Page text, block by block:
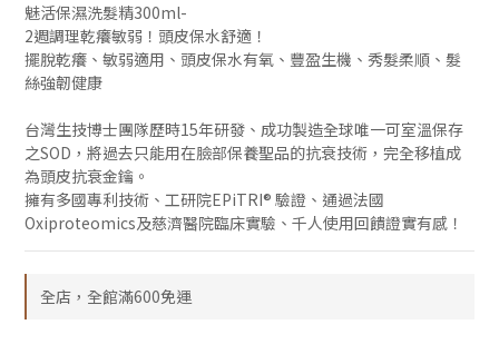
魅活保濕洗髮精300ml-
2週調理乾癢敏弱！頭皮保水舒適！
擺脫乾癢、敏弱適用、頭皮保水有氧、豐盈生機、秀髮柔順、髮
絲強韌健康
台灣生技博士團隊歷時15年研發、成功製造全球唯一可室溫保存
之SOD，將過去只能用在臉部保養聖品的抗衰技術，完全移植成
為頭皮抗衰金鑰。
擁有多國專利技術、工研院EPiTRI® 驗證、通過法國
Oxiproteomics及慈濟醫院臨床實驗、千人使用回饋證實有感！
全店，全館滿600免運